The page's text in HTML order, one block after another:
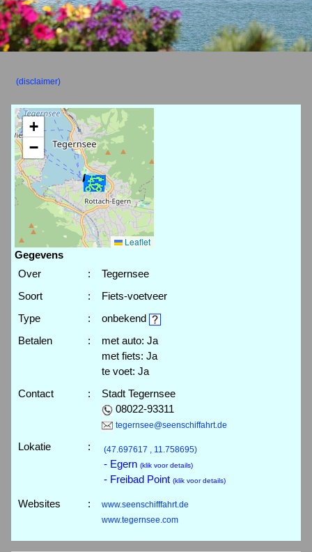
(disclaimer)
+
−
Leaflet
Gegevens
Over
:
Tegernsee
Soort
:
Fiets-voetveer
Type
:
onbekend
Betalen
:
met auto: Ja
met fiets: Ja
te voet: Ja
Contact
:
Stadt Tegernsee
08022-93311
tegernsee@seenschiffahrt.de
Lokatie : (47.697617 , 11.758695)
- Egern (klik voor details)
- Freibad Point (klik voor details)
Websites :
www.seenschifffahrt.de
www.tegernsee.com